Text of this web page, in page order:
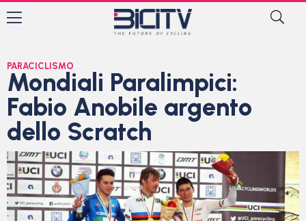
PARACICLISMO
Mondiali Paralimpici:
Fabio Anobile argento
dello Scratch